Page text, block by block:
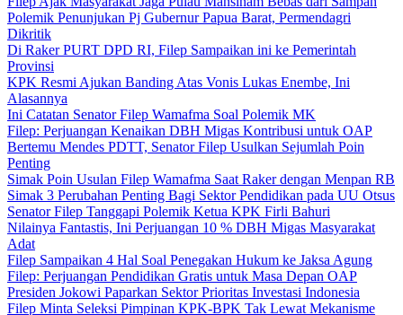
Polemik Penunjukan Pj Gubernur Papua Barat, Permendagri
Dikritik
Di Raker PURT DPD RI, Filep Sampaikan ini ke Pemerintah
Provinsi
KPK Resmi Ajukan Banding Atas Vonis Lukas Enembe, Ini
Alasannya
Ini Catatan Senator Filep Wamafma Soal Polemik MK
Filep: Perjuangan Kenaikan DBH Migas Kontribusi untuk OAP
Bertemu Mendes PDTT, Senator Filep Usulkan Sejumlah Poin
Penting
Simak Poin Usulan Filep Wamafma Saat Raker dengan Menpan RB
Simak 3 Perubahan Penting Bagi Sektor Pendidikan pada UU Otsus
Senator Filep Tanggapi Polemik Ketua KPK Firli Bahuri
Nilainya Fantastis, Ini Perjuangan 10 % DBH Migas Masyarakat
Adat
Filep Sampaikan 4 Hal Soal Penegakan Hukum ke Jaksa Agung
Filep: Perjuangan Pendidikan Gratis untuk Masa Depan OAP
Presiden Jokowi Paparkan Sektor Prioritas Investasi Indonesia
Filep Minta Seleksi Pimpinan KPK-BPK Tak Lewat Mekanisme